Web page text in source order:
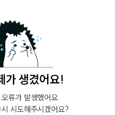
가 생겼어요!
류가 발생했어요.
시도해주시겠어요?